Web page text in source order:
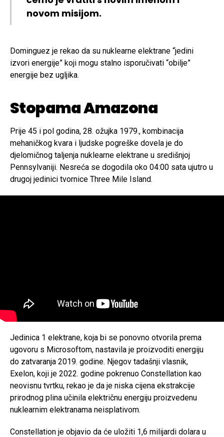
novom misijom.
Dominguez je rekao da su nuklearne elektrane “jedini
izvori energije” koji mogu stalno isporučivati “obilje”
energije bez ugljika.
Stopama Amazona
Prije 45 i pol godina, 28. ožujka 1979., kombinacija
mehaničkog kvara i ljudske pogreške dovela je do
djelomičnog taljenja nuklearne elektrane u središnjoj
Pennsylvaniji. Nesreća se dogodila oko 04:00 sata ujutro u
drugoj jedinici tvornice Three Mile Island.
Jedinica 1 elektrane, koja bi se ponovno otvorila prema
ugovoru s Microsoftom, nastavila je proizvoditi energiju
do zatvaranja 2019. godine. Njegov tadašnji vlasnik,
Exelon, koji je 2022. godine pokrenuo Constellation kao
neovisnu tvrtku, rekao je da je niska cijena ekstrakcije
prirodnog plina učinila električnu energiju proizvedenu
nuklearnim elektranama neisplativom.
Constellation je objavio da će uložiti 1,6 milijardi dolara u